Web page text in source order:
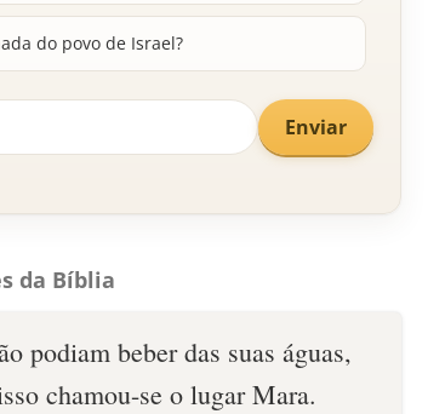
do povo de Israel?
Enviar
da Bíblia
podiam beber das suas águas,
chamou-se o lugar Mara.